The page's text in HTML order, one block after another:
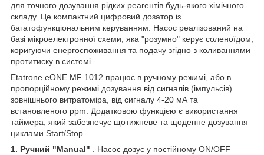
для точного дозування рідких реагентів будь-якого хімічного
складу. Це компактний цифровий дозатор із
багатофункціональним керуванням. Насос реалізований на
базі мікроелектронної схеми, яка "розумно" керує соленоїдом,
коригуючи енергоспоживання та подачу згідно з коливаннями
протитиску в системі.
Etatrone eONE MF 1012 працює в ручному режимі, або в
пропорційному режимі дозування від сигналів (імпульсів)
зовнішнього витратоміра, від сигналу 4-20 мА та
встановленого ppm. Додатковою функцією є використання
таймера, який забезпечує щотижневе та щоденне дозування
циклами Start/Stop.
1. Ручний "Manual" . Насос дозує у постійному ON/OFF